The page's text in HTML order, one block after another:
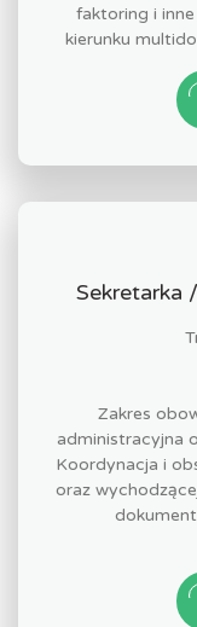
faktoring i
kierunku
Sekretarka
Zakres
administracyjna
Koordynacja i
oraz